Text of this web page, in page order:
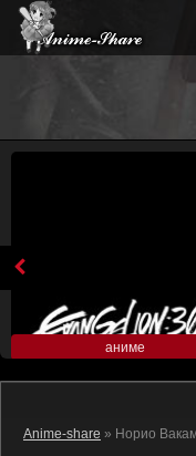
аниме
Anime-share » Норио